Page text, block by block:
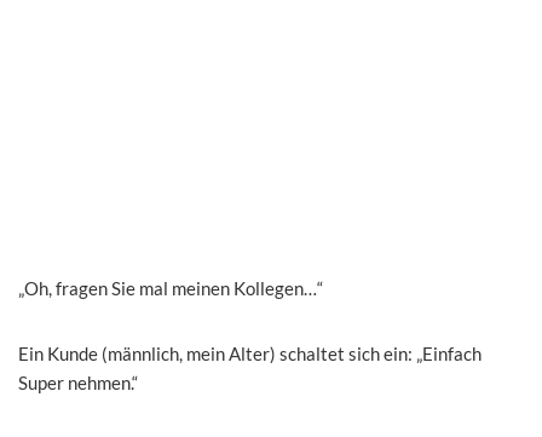
„Oh, fragen Sie mal meinen Kollegen…“
Ein Kunde (männlich, mein Alter) schaltet sich ein: „Einfach
Super nehmen.“